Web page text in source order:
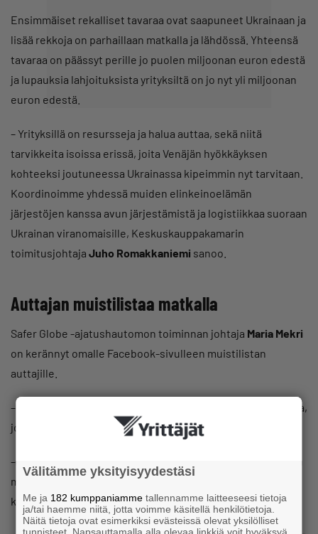
Ensimmäiset rekalliset tavaraa ovat saapuneet Ukrainaan ja
lisää rekkoja on parhaillaan matkalla ja lähdössä. Yhteensä
tavaraa on päässyt perille jo puolen miljoonan euron edestä
ja lupauksia lahjoituksista yrityksiltä on jo nyt yli miljoonan
euron edestä.
– Yrityksillä on resursseja ja halua auttaa, sekä niitä
tarvikkeita isoissa erissä, joita Venäjän hyökkäyksen
kohteeksi joutuneessa Ukrainassa kipeimmin nyt tarvitaan.
Koordinoimme yhdessä muiden elinkeinoelämän
järjestöjen kanssa avun järjestämistä ja logistiikkaa suoraan
Ukrainan viranomaisille, Keskuskauppakamarin
toimitusjohtaja Juho Romakkaniemi sanoo.
Auttajan muistilistaa matkalla
Safer Globe -ajatushautomon toiminnan johtaja Maria Mekri
on kerännyt omalle Facebook-sivulleen muistilistan
auttajille.
– Toimi yhteistyössä niiden toimijoiden/ henkilöiden kanssa,
joilla on pitkäaikaisia kontakteja Ukrainaan.
– Kysy paikallisilta toimijoilta myös Puolassa, Romaniassa ja
muilla lähialueilla, mitä he tarvitsevat, ja koordinoi muiden
kanssa.
Välitämme yksityisyydestäsi
Me ja 182 kumppaniamme tallennamme laitteeseesi tietoja
ja/tai haemme niitä, jotta voimme käsitellä henkilötietoja.
Näitä tietoja ovat esimerkiksi evästeissä olevat yksilölliset
tunnisteet. Napsauttamalla alla olevaa linkkiä voit hyväksyä